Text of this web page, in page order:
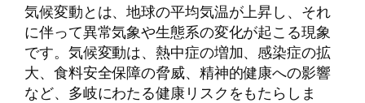
気候変動とは、地球の平均気温が上昇し、それ
に伴って異常気象や生態系の変化が起こる現象
です。気候変動は、熱中症の増加、感染症の拡
大、食料安全保障の脅威、精神的健康への影響
など、多岐にわたる健康リスクをもたらしま